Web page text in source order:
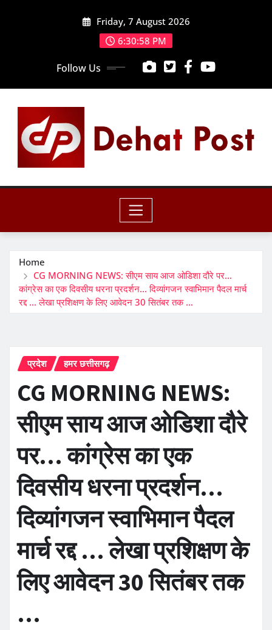
Friday, 7 August 2026
6:31:00 PM
Follow Us
Home
CG MORNING NEWS: सीएम साय आज ओडिशा दौरे पर…
कांग्रेस का एक दिवसीय धरना प्रदर्शन… दिव्यांगजन स्वाभिमान पैदल मार्च
रद्द … लेखा प्रशिक्षण के लिए आवेदन 30 सितंबर तक …
प्रदेश हमर छत्तीसगढ़
CG MORNING NEWS:
सीएम साय आज ओडिशा दौरे
पर… कांग्रेस का एक
दिवसीय धरना प्रदर्शन…
दिव्यांगजन स्वाभिमान पैदल
मार्च रद्द … लेखा प्रशिक्षण के
लिए आवेदन 30 सितंबर तक
…